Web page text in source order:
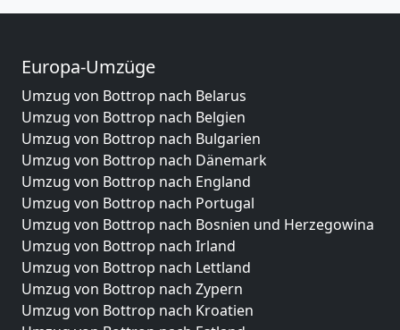
Europa-Umzüge
Umzug von Bottrop nach Belarus
Umzug von Bottrop nach Belgien
Umzug von Bottrop nach Bulgarien
Umzug von Bottrop nach Dänemark
Umzug von Bottrop nach England
Umzug von Bottrop nach Portugal
Umzug von Bottrop nach Bosnien und Herzegowina
Umzug von Bottrop nach Irland
Umzug von Bottrop nach Lettland
Umzug von Bottrop nach Zypern
Umzug von Bottrop nach Kroatien